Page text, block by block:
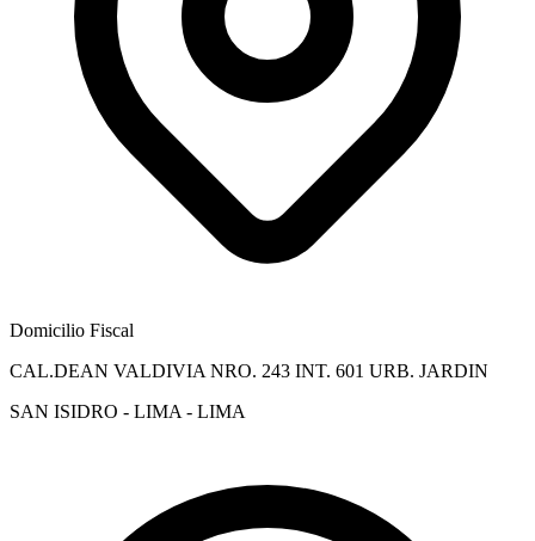
Domicilio Fiscal
CAL.DEAN VALDIVIA NRO. 243 INT. 601 URB. JARDIN
SAN ISIDRO - LIMA - LIMA